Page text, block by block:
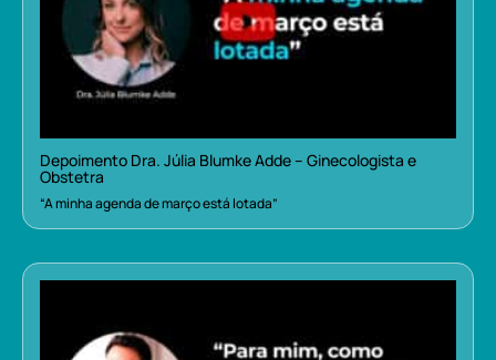
Depoimento Dra. Júlia Blumke Adde – Ginecologista e
Obstetra
“A minha agenda de março está lotada”